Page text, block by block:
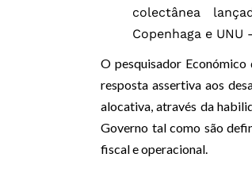
colectânea
Copenhaga e UNU
O pesquisador Económico
resposta assertiva aos
alocativa, através da
Governo tal como são
fiscal e operacional.